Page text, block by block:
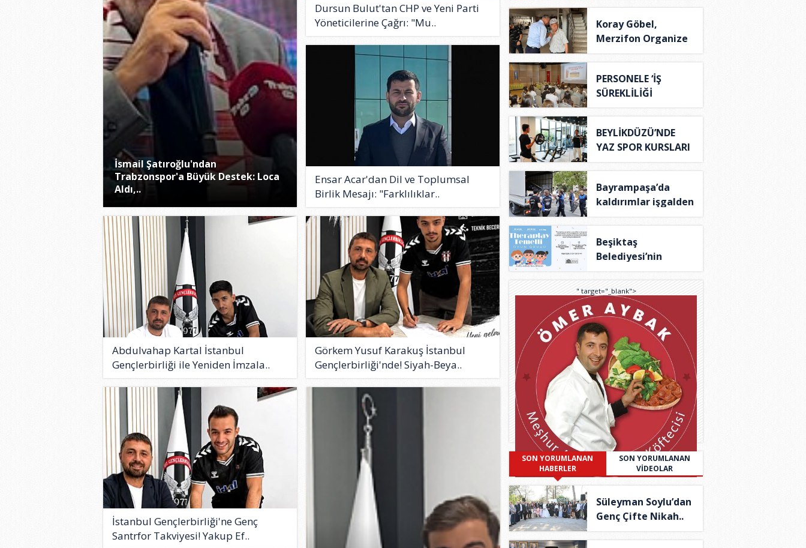
İsmail Şatıroğlu'ndan
Trabzonspor'a Büyük Destek: Loca
Aldı,..
Dursun Bulut'tan CHP ve Yeni Parti
Yöneticilerine Çağrı: "Mu..
Ensar Acar'dan Dil ve Toplumsal
Birlik Mesajı: "Farklılıklar..
Abdulvahap Kartal İstanbul
Gençlerbirliği ile Yeniden İmzala..
Görkem Yusuf Karakuş İstanbul
Gençlerbirliği'nde! Siyah-Beya..
İstanbul Gençlerbirliği'ne Genç
Santrfor Takviyesi! Yakup Ef..
Koray Göbel,
Merzifon Organize
Sana..
PERSONELE ‘İŞ
SÜREKLİLİĞİ
YÖNETİM S..
BEYLİKDÜZÜ’NDE
YAZ SPOR KURSLARI
TÜ..
Bayrampaşa’da
kaldırımlar işgalden
..
Beşiktaş
Belediyesi’nin
Theraplay T..
" target="_blank">
SON YORUMLANAN
HABERLER
SON YORUMLANAN
VİDEOLAR
Süleyman Soylu’dan
Genç Çifte Nikah..